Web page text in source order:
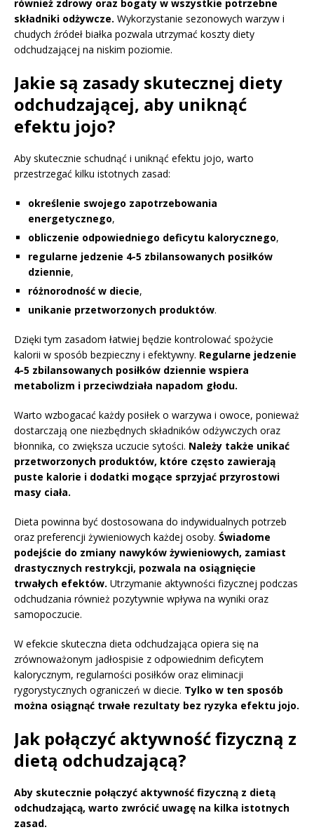
również zdrowy oraz bogaty w wszystkie potrzebne
składniki odżywcze. Wykorzystanie sezonowych warzyw i
chudych źródeł białka pozwala utrzymać koszty diety
odchudzającej na niskim poziomie.
Jakie są zasady skutecznej diety
odchudzającej, aby uniknąć
efektu jojo?
Aby skutecznie schudnąć i uniknąć efektu jojo, warto
przestrzegać kilku istotnych zasad:
określenie swojego zapotrzebowania
energetycznego,
obliczenie odpowiedniego deficytu kalorycznego,
regularne jedzenie 4-5 zbilansowanych posiłków
dziennie,
różnorodność w diecie,
unikanie przetworzonych produktów.
Dzięki tym zasadom łatwiej będzie kontrolować spożycie
kalorii w sposób bezpieczny i efektywny. Regularne jedzenie
4-5 zbilansowanych posiłków dziennie wspiera
metabolizm i przeciwdziała napadom głodu.
Warto wzbogacać każdy posiłek o warzywa i owoce, ponieważ
dostarczają one niezbędnych składników odżywczych oraz
błonnika, co zwiększa uczucie sytości. Należy także unikać
przetworzonych produktów, które często zawierają
puste kalorie i dodatki mogące sprzyjać przyrostowi
masy ciała.
Dieta powinna być dostosowana do indywidualnych potrzeb
oraz preferencji żywieniowych każdej osoby. Świadome
podejście do zmiany nawyków żywieniowych, zamiast
drastycznych restrykcji, pozwala na osiągnięcie
trwałych efektów. Utrzymanie aktywności fizycznej podczas
odchudzania również pozytywnie wpływa na wyniki oraz
samopoczucie.
W efekcie skuteczna dieta odchudzająca opiera się na
zrównoważonym jadłospisie z odpowiednim deficytem
kalorycznym, regularności posiłków oraz eliminacji
rygorystycznych ograniczeń w diecie. Tylko w ten sposób
można osiągnąć trwałe rezultaty bez ryzyka efektu jojo.
Jak połączyć aktywność fizyczną z
dietą odchudzającą?
Aby skutecznie połączyć aktywność fizyczną z dietą
odchudzającą, warto zwrócić uwagę na kilka istotnych
zasad.